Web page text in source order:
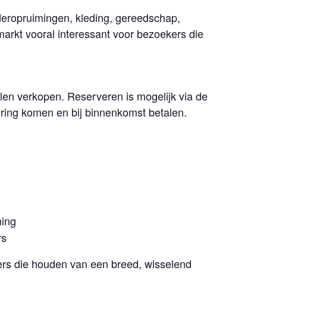
kleding, gereedschap,
vooral interessant voor bezoekers die
verkopen. Reserveren is mogelijk via de
komen en bij binnenkomst betalen.
die houden van een breed, wisselend